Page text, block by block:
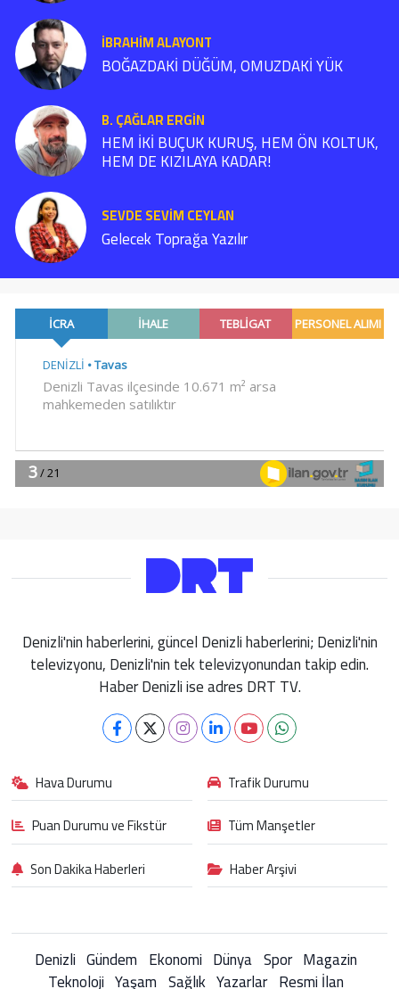
İBRAHIM ALAYONT
BOĞAZDAKİ DÜĞÜM, OMUZDAKİ YÜK
B. ÇAĞLAR ERGIN
HEM İKİ BUÇUK KURUŞ, HEM ÖN KOLTUK,
HEM DE KIZILAYA KADAR!
SEVDE SEVİM CEYLAN
Gelecek Toprağa Yazılır
Denizli'nin haberlerini, güncel Denizli haberlerini; Denizli'nin
televizyonu, Denizli'nin tek televizyonundan takip edin.
Haber Denizli ise adres DRT TV.
Hava Durumu
Trafik Durumu
Puan Durumu ve Fikstür
Tüm Manşetler
Son Dakika Haberleri
Haber Arşivi
Denizli Gündem Ekonomi Dünya Spor Magazin
Teknoloji Yaşam Sağlık Yazarlar Resmi İlan